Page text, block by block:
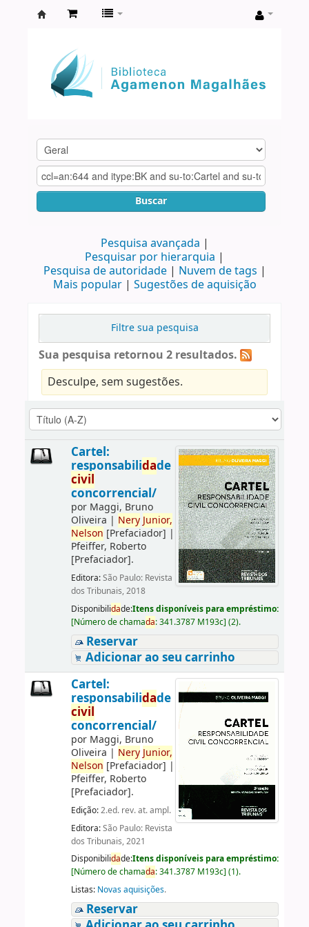
Agamenon
Magalhães
Buscar
Pesquisa avançada
Pesquisar por hierarquia
Pesquisa de autoridade
Nuvem de tags
Mais popular
Sugestões de aquisição
Filtre sua pesquisa
Sua pesquisa retornou 2 resultados.
Desculpe, sem sugestões.
Cartel:
responsabilidade
civil
concorrencial/
por Maggi, Bruno
Oliveira | Nery Junior,
Nelson [Prefaciador] |
Pfeiffer, Roberto
[Prefaciador].
Editora:São Paulo: Revista
dos Tribunais, 2018
Disponibilidade:Itens disponíveis para empréstimo:
[Número de chamada:341.3787 M193c] (2).
Reservar
Adicionar ao seu carrinho
Cartel:
responsabilidade
civil
concorrencial/
por Maggi, Bruno
Oliveira | Nery Junior,
Nelson [Prefaciador] |
Pfeiffer, Roberto
[Prefaciador].
Edição:2.ed. rev. at. ampl.
Editora:São Paulo: Revista
dos Tribunais, 2021
Disponibilidade:Itens disponíveis para empréstimo:
[Número de chamada:341.3787 M193c] (1).
Listas: Novas aquisições.
Reservar